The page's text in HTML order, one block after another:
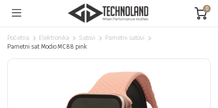
0
Početna Elektronika Satovi
Pametni satovi
Pametni sat Modio MC88 pink